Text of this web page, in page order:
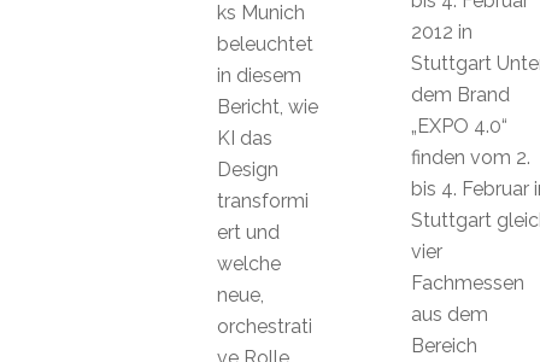
2012 in
Stuttgart
dem Brand
„EXPO 4.0“
finden vom 2.
bis 4. Februar
Stuttgart
vier
Fachmessen
aus dem
Bereich
ks Munich
beleuchtet
in diesem
Bericht, wie
KI das
Design
transformi
ert und
welche
neue,
orchestrati
ve Rolle